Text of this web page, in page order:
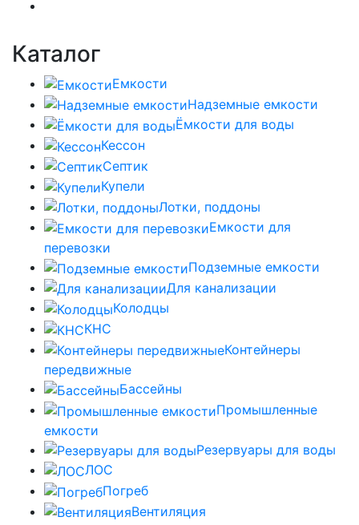
Каталог
Емкости
Надземные емкости
Ёмкости для воды
Кессон
Септик
Купели
Лотки, поддоны
Емкости для
перевозки
Подземные емкости
Для канализации
Колодцы
КНС
Контейнеры
передвижные
Бассейны
Промышленные
емкости
Резервуары для воды
ЛОС
Погреб
Вентиляция